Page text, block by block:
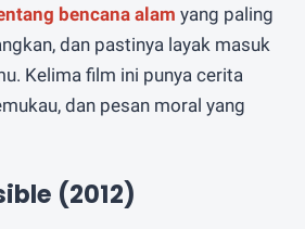
bencana alam yang paling
dan pastinya layak masuk
Kelima film ini punya cerita
dan pesan moral yang
(2012)